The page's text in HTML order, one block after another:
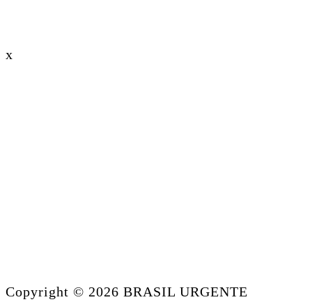
x
Copyright © 2026 BRASIL URGENTE